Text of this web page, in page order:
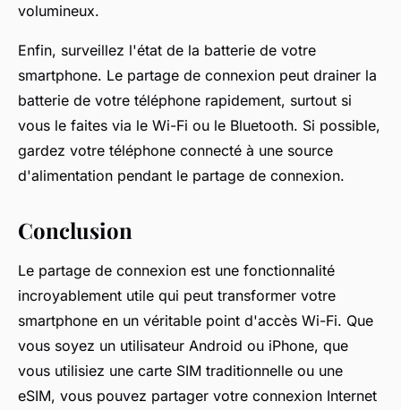
volumineux.
Enfin, surveillez l'état de la batterie de votre
smartphone. Le partage de connexion peut drainer la
batterie de votre téléphone rapidement, surtout si
vous le faites via le Wi-Fi ou le Bluetooth. Si possible,
gardez votre téléphone connecté à une source
d'alimentation pendant le partage de connexion.
Conclusion
Le partage de connexion est une fonctionnalité
incroyablement utile qui peut transformer votre
smartphone en un véritable point d'accès Wi-Fi. Que
vous soyez un utilisateur Android ou iPhone, que
vous utilisiez une carte SIM traditionnelle ou une
eSIM, vous pouvez partager votre connexion Internet